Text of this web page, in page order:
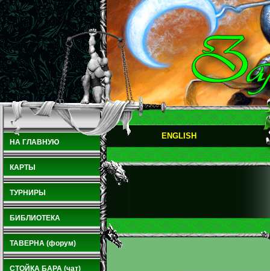
НА ГЛАВНУЮ
КАРТЫ
ТУРНИРЫ
БИБЛИОТЕКА
ТАВЕРНА (форум)
СТОЙКА БАРА (чат)
ENGLISH